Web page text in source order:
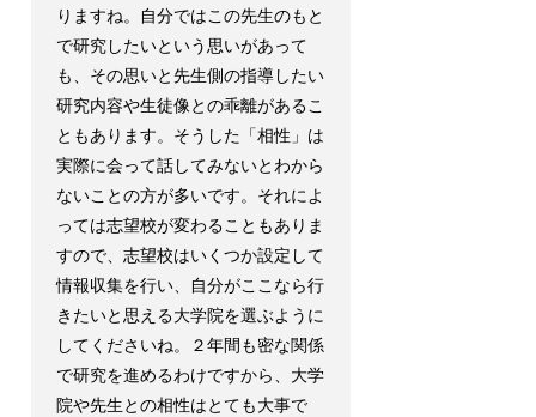
りますね。自分ではこの先生のもと
で研究したいという思いがあって
も、その思いと先生側の指導したい
研究内容や生徒像との乖離があるこ
ともあります。そうした「相性」は
実際に会って話してみないとわから
ないことの方が多いです。それによ
っては志望校が変わることもありま
すので、志望校はいくつか設定して
情報収集を行い、自分がここなら行
きたいと思える大学院を選ぶように
してくださいね。２年間も密な関係
で研究を進めるわけですから、大学
院や先生との相性はとても大事で